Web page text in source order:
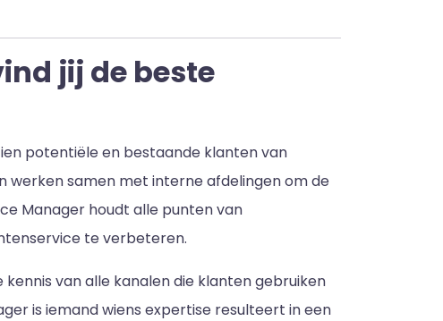
jij de beste
potentiële en bestaande klanten van
werken samen met interne afdelingen om de
Manager houdt alle punten van
te verbeteren.
van alle kanalen die klanten gebruiken
is iemand wiens expertise resulteert in een